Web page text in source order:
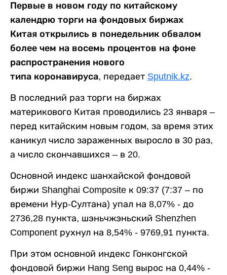
Первые в новом году по китайскому
календрю торги на фондовых биржах
Китая открылись в понедельник обвалом
более чем на восемь процентов на фоне
распространения нового
типа коронавируса, передает Sputnik.kz.
В последний раз торги на биржах
материкового Китая проводились 23 января –
перед китайским новым годом, за время этих
каникул число зараженных выросло в 30 раз,
а число скончавшихся – в 20.
Основной индекс шанхайской фондовой
биржи Shanghai Composite к 09:37 (7:37 – по
времени Нур-Султана) упал на 8,07% - до
2736,28 пункта, шэньчжэньский Shenzhen
Component рухнул на 8,54% - 9769,91 пункта.
При этом основной индекс Гонконгской
фондовой биржи Hang Seng вырос на 0,44% -